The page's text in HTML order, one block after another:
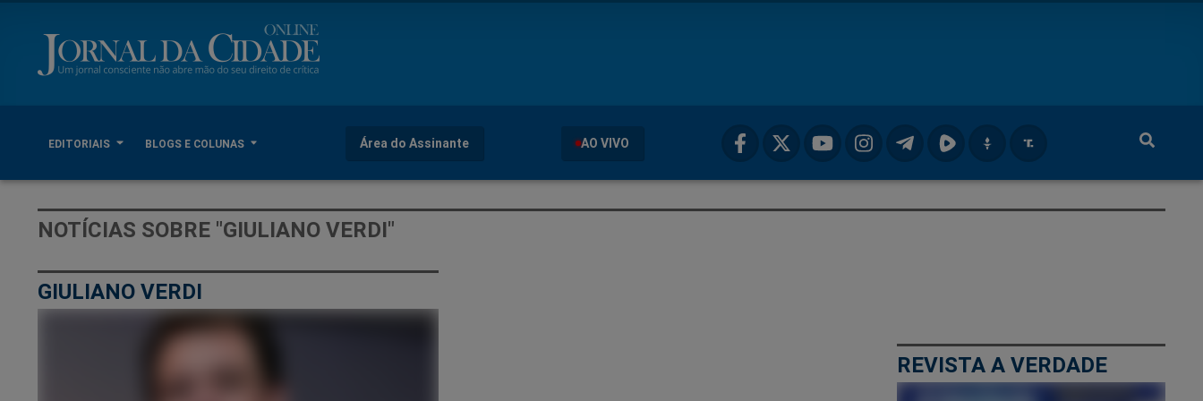
EDITORIAIS BLOGS E COLUNAS Área do Assinante AO VIVO
NOTÍCIAS SOBRE "GIULIANO VERDI"
GIULIANO VERDI
REVISTA A VERDADE